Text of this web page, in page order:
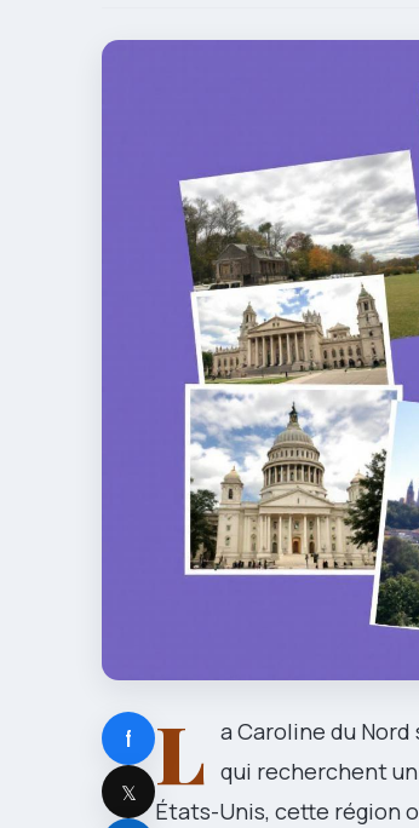
f
𝕏
L a Caroline du
qui recherchent
États-Unis, cette région